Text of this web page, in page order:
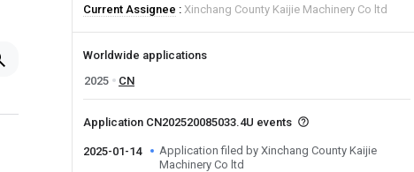
Current Assignee
Xinchang County Kaijie Machinery Co ltd
Worldwide applications
2025
CN
Application CN202520085033.4U events
2025-01-14
Application filed by Xinchang County Kaijie
Machinery Co ltd